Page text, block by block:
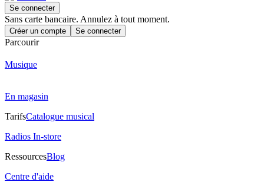
Se connecter
Sans carte bancaire. Annulez à tout moment.
Créer un compte Se connecter
Parcourir
Musique
En magasin
TarifsCatalogue musical
Radios In-store
RessourcesBlog
Centre d'aide